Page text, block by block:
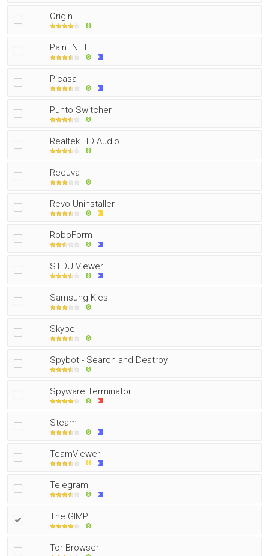
Origin
Paint.NET
Picasa
Punto Switcher
Realtek HD Audio
Recuva
Revo Uninstaller
RoboForm
STDU Viewer
Samsung Kies
Skype
Spybot - Search and Destroy
Spyware Terminator
Steam
TeamViewer
Telegram
The GIMP
Tor Browser